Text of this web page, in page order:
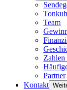
Team
Zahlen
Partner
Kontakt